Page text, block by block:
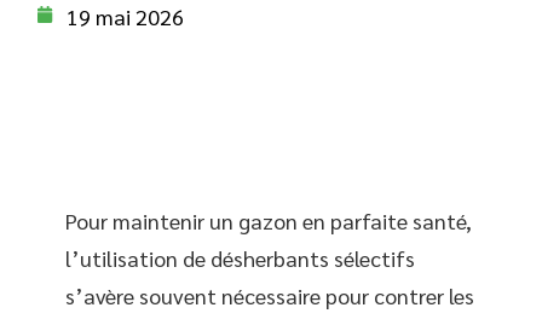
19 mai 2026
Pour maintenir un gazon en parfaite santé,
l’utilisation de désherbants sélectifs
s’avère souvent nécessaire pour contrer les